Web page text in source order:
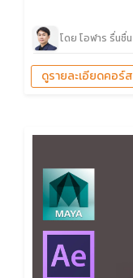
โดย โอฬาร รื่นชื่น
ดูรายละเอียดคอร์ส